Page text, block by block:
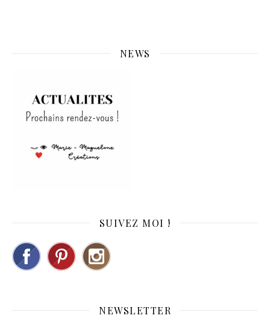
NEWS
SUIVEZ MOI !
NEWSLETTER